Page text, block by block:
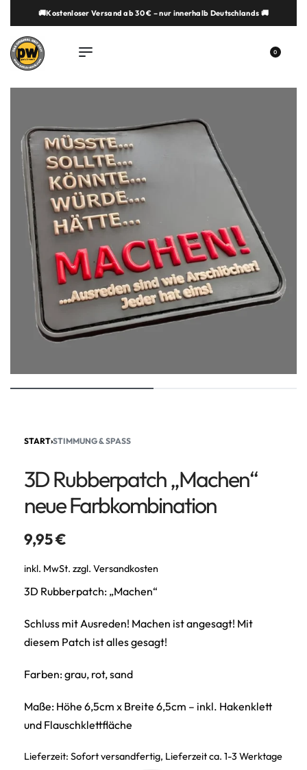
springen🚚Kostenloser Versand ab 30 € – nur innerhalb Deutschlands 🚚
0
START›STIMMUNG & SPASS
3D Rubberpatch „Machen“
neue Farbkombination
9,95€
inkl. MwSt. zzgl. Versandkosten
3D Rubberpatch: „Machen“
Schluss mit Ausreden! Machen ist angesagt! Mit
diesem Patch ist alles gesagt!
Farben: grau, rot, sand
Maße: Höhe 6,5cm x Breite 6,5cm – inkl. Hakenklett
und Flauschklettfläche
Lieferzeit: Sofort versandfertig, Lieferzeit ca. 1-3 Werktage